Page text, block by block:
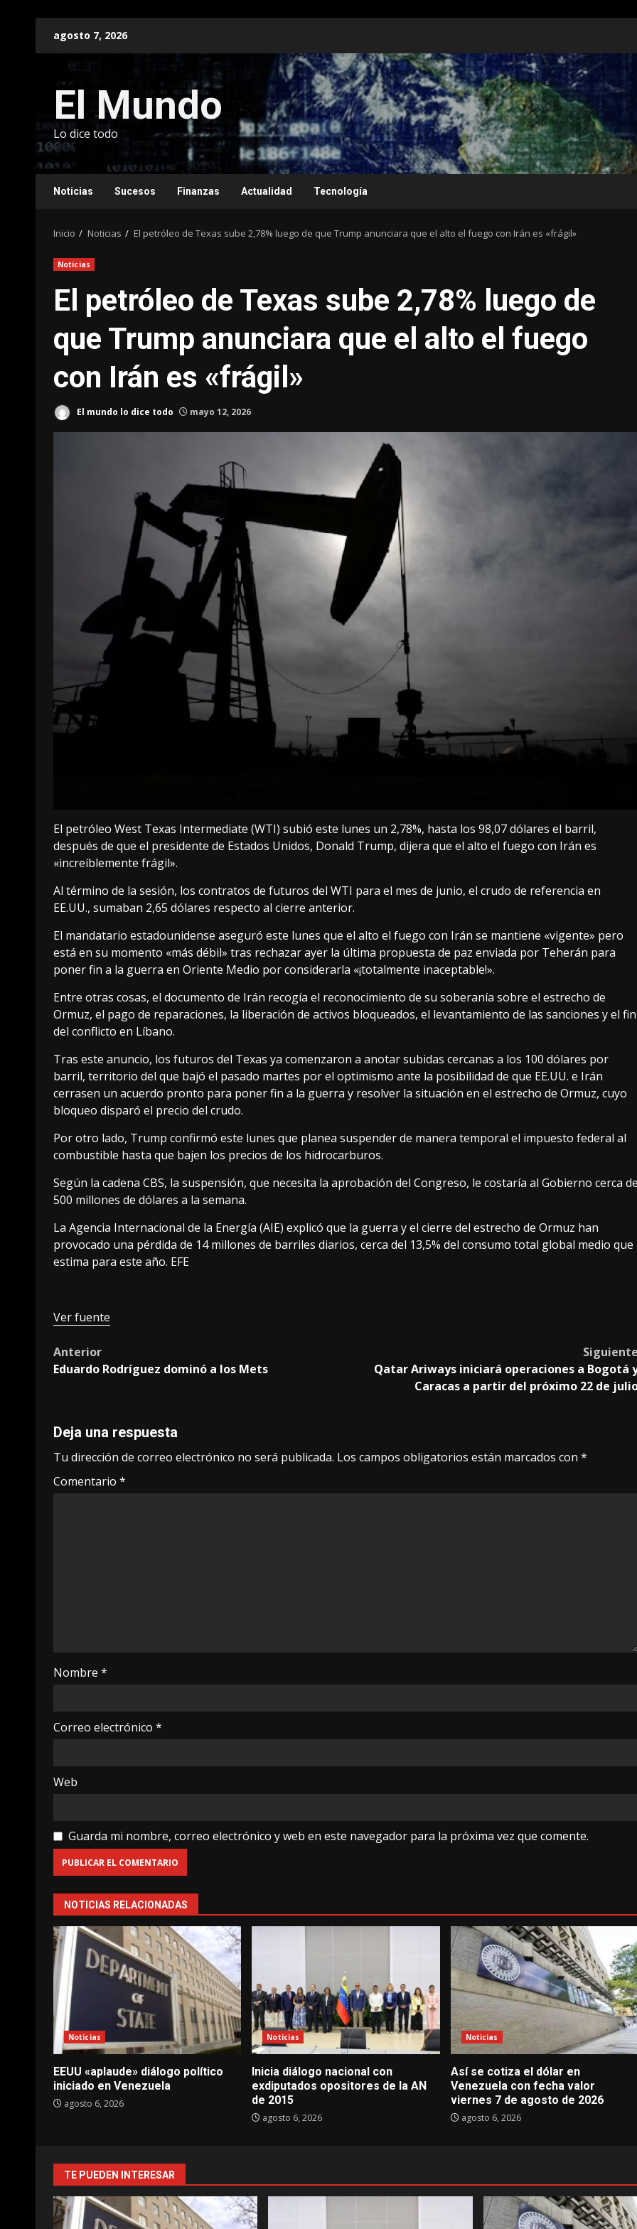
agosto 7, 2026
El Mundo
Lo dice todo
Noticias Sucesos Finanzas Actualidad Tecnología
Inicio Noticias El petróleo de Texas sube 2,78% luego de que Trump anunciara que el alto el fuego con Irán es «frágil»
Noticias
El petróleo de Texas sube 2,78% luego de
que Trump anunciara que el alto el fuego
con Irán es «frágil»
El mundo lo dice todo mayo 12, 2026
El petróleo West Texas Intermediate (WTI) subió este lunes un 2,78%, hasta los 98,07 dólares el barril,
después de que el presidente de Estados Unidos, Donald Trump, dijera que el alto el fuego con Irán es
«increíblemente frágil».
Al término de la sesión, los contratos de futuros del WTI para el mes de junio, el crudo de referencia en
EE.UU., sumaban 2,65 dólares respecto al cierre anterior.
El mandatario estadounidense aseguró este lunes que el alto el fuego con Irán se mantiene «vigente» pero
está en su momento «más débil» tras rechazar ayer la última propuesta de paz enviada por Teherán para
poner fin a la guerra en Oriente Medio por considerarla «¡totalmente inaceptable!».
Entre otras cosas, el documento de Irán recogía el reconocimiento de su soberanía sobre el estrecho de
Ormuz, el pago de reparaciones, la liberación de activos bloqueados, el levantamiento de las sanciones y el fin
del conflicto en Líbano.
Tras este anuncio, los futuros del Texas ya comenzaron a anotar subidas cercanas a los 100 dólares por
barril, territorio del que bajó el pasado martes por el optimismo ante la posibilidad de que EE.UU. e Irán
cerrasen un acuerdo pronto para poner fin a la guerra y resolver la situación en el estrecho de Ormuz, cuyo
bloqueo disparó el precio del crudo.
Por otro lado, Trump confirmó este lunes que planea suspender de manera temporal el impuesto federal al
combustible hasta que bajen los precios de los hidrocarburos.
Según la cadena CBS, la suspensión, que necesita la aprobación del Congreso, le costaría al Gobierno cerca
500 millones de dólares a la semana.
La Agencia Internacional de la Energía (AIE) explicó que la guerra y el cierre del estrecho de Ormuz han
provocado una pérdida de 14 millones de barriles diarios, cerca del 13,5% del consumo total global medio que
estima para este año. EFE
Ver fuente
Post
navigation
Anterior
Eduardo Rodríguez dominó a los Mets
Qatar Ariways iniciará operaciones a Bogotá
Caracas a partir del próximo 22 de
Deja una respuesta
Tu dirección de correo electrónico no será publicada. Los campos obligatorios están marcados con *
Comentario *
Nombre *
Correo electrónico *
Web
Guarda mi nombre, correo electrónico y web en este navegador para la próxima vez que comente.
NOTICIAS RELACIONADAS
Noticias
EEUU «aplaude» diálogo político
iniciado en Venezuela
agosto 6, 2026
Noticias
Inicia diálogo nacional con
exdiputados opositores de la AN
de 2015
agosto 6, 2026
Noticias
Así se cotiza el dólar en
Venezuela con fecha valor
viernes 7 de agosto de 2026
agosto 6, 2026
TE PUEDEN INTERESAR